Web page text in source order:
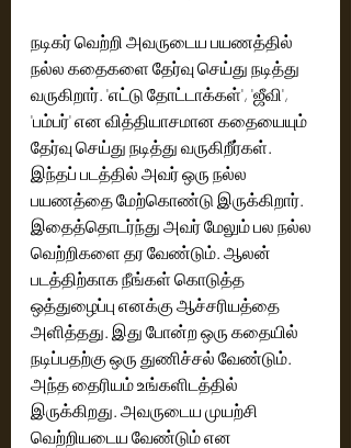
நடிகர் வெற்றி அவருடைய பயணத்தில்
நல்ல கதைகளை தேர்வு செய்து நடித்து
வருகிறார். 'எட்டு தோட்டாக்கள்', 'ஜீவி',
'பம்பர்' என வித்தியாசமான கதையையும்
தேர்வு செய்து நடித்து வருகிறீர்கள்.
இந்தப் படத்தில் அவர் ஒரு நல்ல
பயணத்தை மேற்கொண்டு இருக்கிறார்.
இதைத்தொடர்ந்து அவர் மேலும் பல நல்ல
வெற்றிகளை தர வேண்டும். ஆலன்
படத்திற்காக நீங்கள் கொடுத்த
ஒத்துழைப்பு எனக்கு ஆச்சரியத்தை
அளித்தது. இது போன்ற ஒரு கதையில்
நடிப்பதற்கு ஒரு துணிச்சல் வேண்டும்.
அந்த தைரியம் உங்களிடத்தில்
இருக்கிறது. அவருடைய முயற்சி
வெற்றியடைய வேண்டும் என